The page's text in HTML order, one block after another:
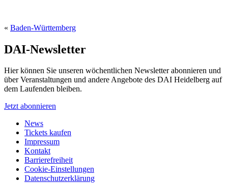
« Baden-Württemberg
DAI-Newsletter
Hier können Sie unseren wöchentlichen Newsletter abonnieren und
über Veranstaltungen und andere Angebote des DAI Heidelberg auf
dem Laufenden bleiben.
Jetzt abonnieren
News
Tickets kaufen
Impressum
Kontakt
Barrierefreiheit
Cookie-Einstellungen
Datenschutzerklärung